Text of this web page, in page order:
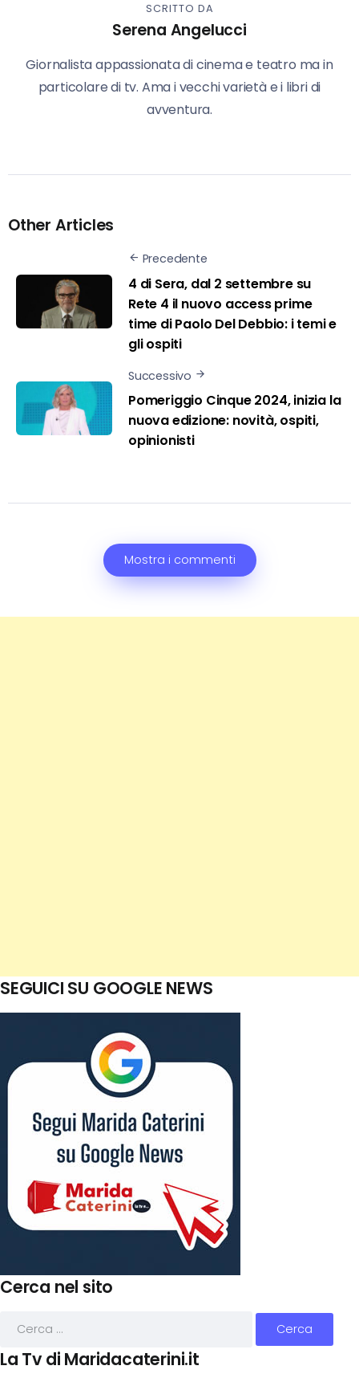
SCRITTO DA
Serena Angelucci
Giornalista appassionata di cinema e teatro ma in
particolare di tv. Ama i vecchi varietà e i libri di
avventura.
Other Articles
Precedente
4 di Sera, dal 2 settembre su
Rete 4 il nuovo access prime
time di Paolo Del Debbio: i temi e
gli ospiti
Successivo
Pomeriggio Cinque 2024, inizia la
nuova edizione: novità, ospiti,
opinionisti
Mostra i commenti
SEGUICI SU GOOGLE NEWS
Cerca nel sito
La Tv di Maridacaterini.it